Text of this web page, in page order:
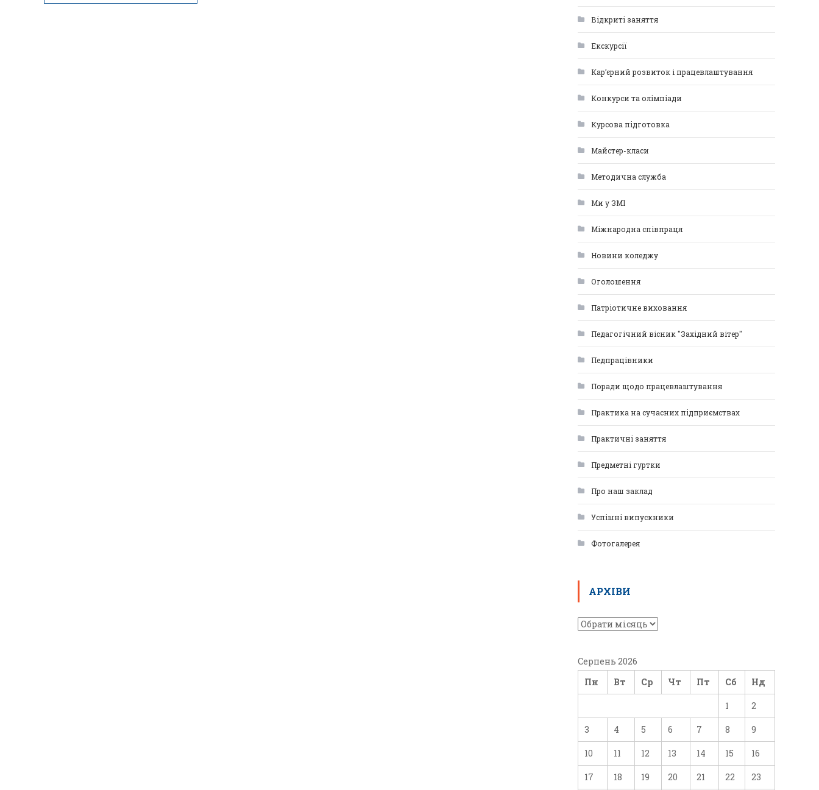
Відкриті заняття
Екскурсії
Кар’єрний розвиток і працевлаштування
Конкурси та олімпіади
Курсова підготовка
Майстер-класи
Методична служба
Ми у ЗМІ
Міжнародна співпраця
Новини коледжу
Оголошення
Патріотичне виховання
Педагогічний вісник "Західний вітер"
Педпрацівники
Поради щодо працевлаштування
Практика на сучасних підприємствах
Практичні заняття
Предметні гуртки
Про наш заклад
Успішні випускники
Фотогалерея
АРХІВИ
Серпень 2026
Пн
Вт Ср Чт Пт Сб Нд
1 2
3 4 5 6 7 8 9
10 11 12 13 14 15 16
17 18 19 20 21 22 23